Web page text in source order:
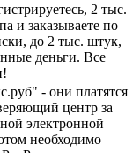
2 тыс.
и заказываете по
до 2 тыс. штук,
деньги. Все
- они платятся
центр за
электронной
необходимо